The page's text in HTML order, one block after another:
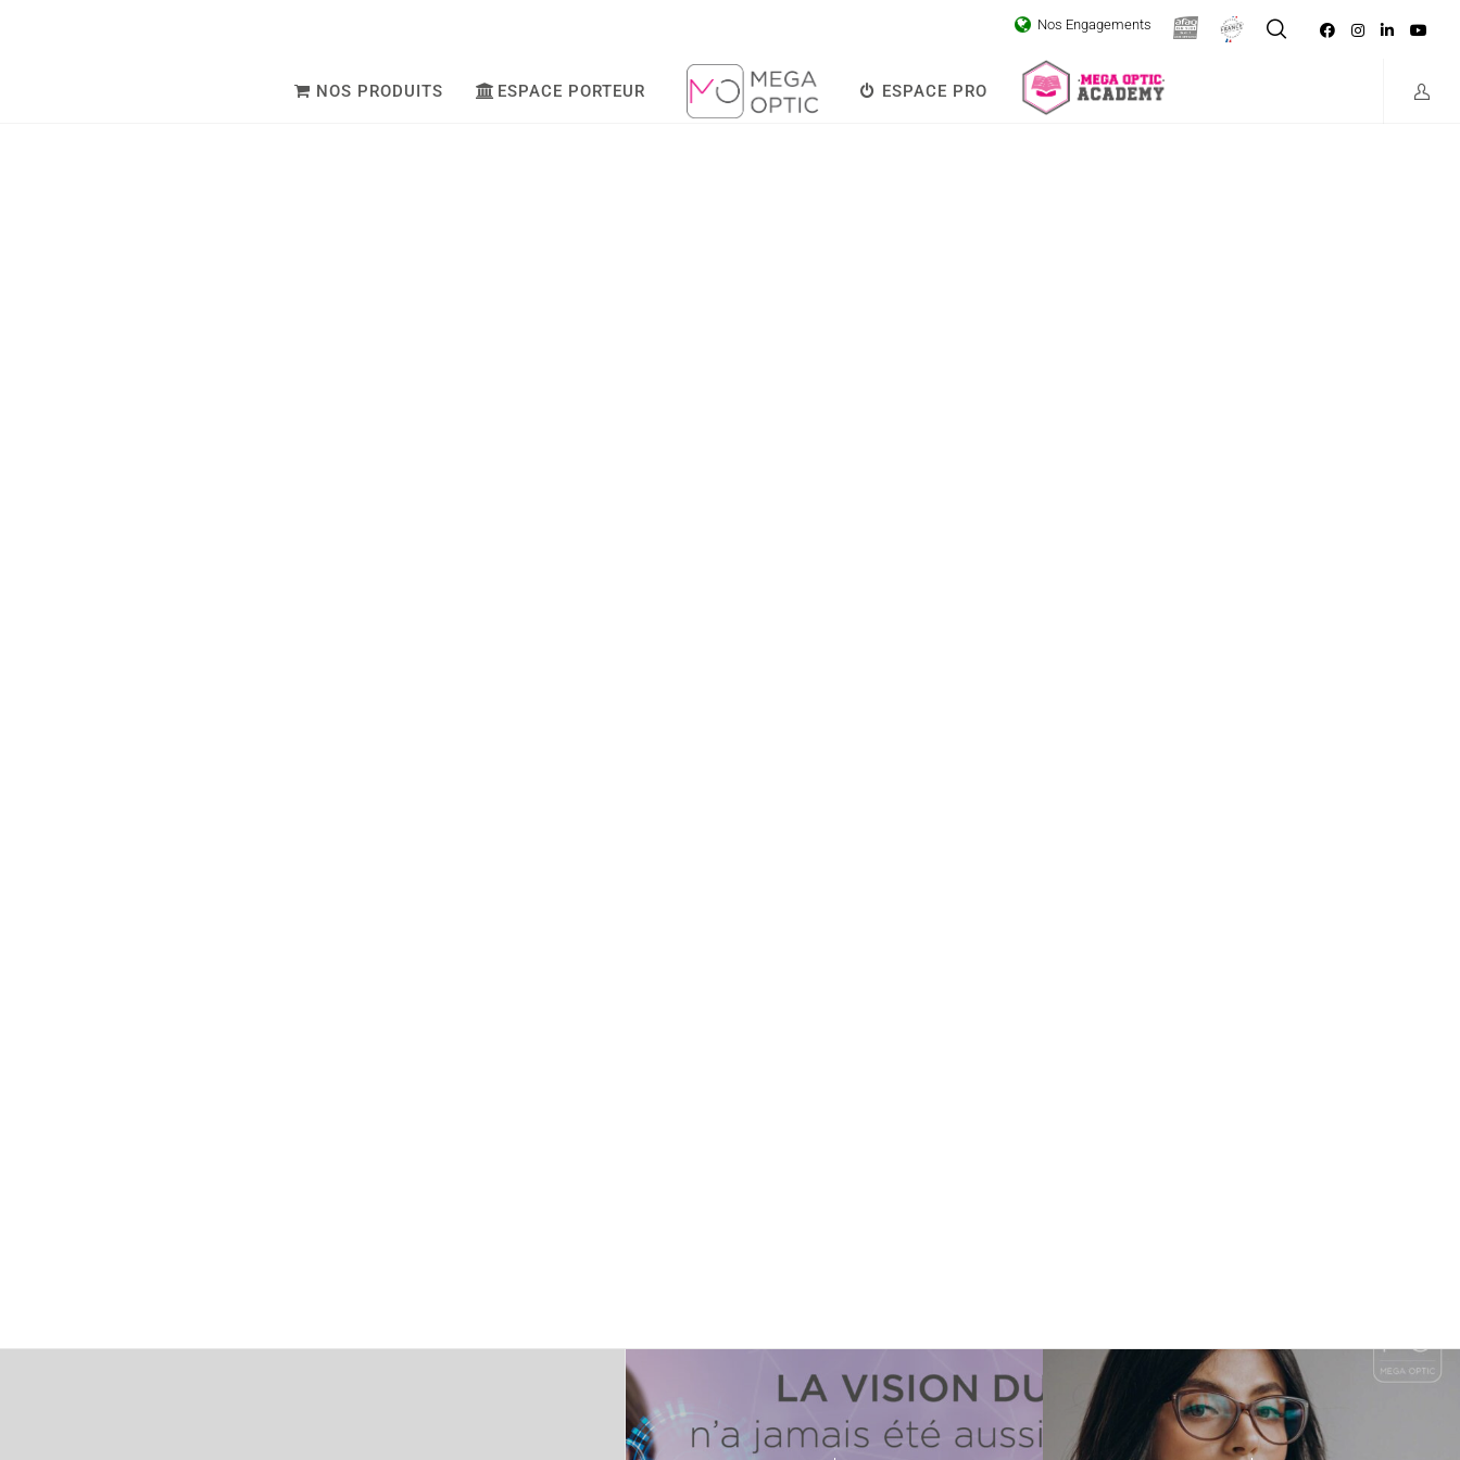
Loading...
Nos Engagements
NOS PRODUITS ESPACE PORTEUR ESPACE PRO